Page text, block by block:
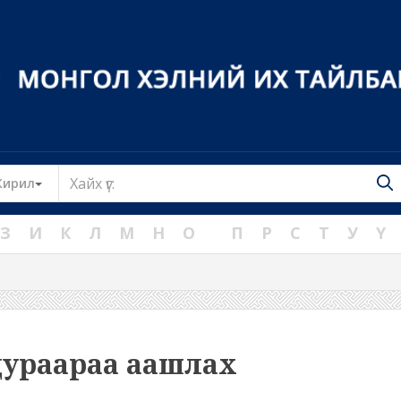
Toggle Dropdown
З И К Л М Н О П Р С Т У Ү
аашлах